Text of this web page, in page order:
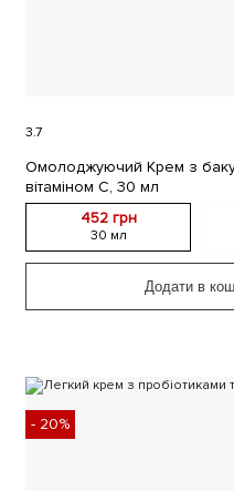
3.7
Омолоджуючий Крем з
вітаміном С, 30 мл
452 грн
30 мл
Додати в
- 20%